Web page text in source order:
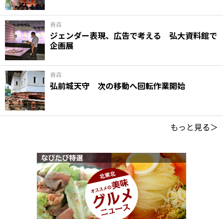
青森
ジェンダー表現、広告で考える 弘大資料館で
企画展
青森
弘前城天守 次の移動へ回転作業開始
もっと見る＞